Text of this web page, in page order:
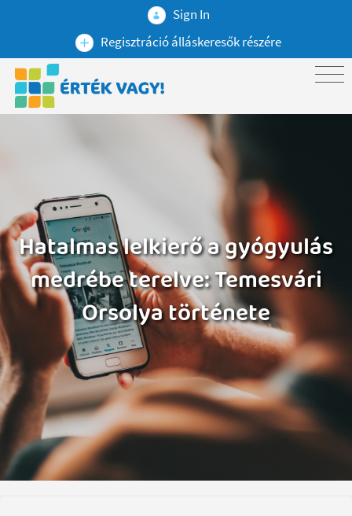
Sign In
Regisztráció álláskeresők részére
Hatalmas lelkierő a gyógyulás
medrébe terelve: Temesvári
Orsolya története